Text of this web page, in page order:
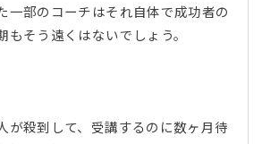
一部のコーチはそれ自体で成功者の
もそう遠くはないでしょう。
が殺到して、受講するのに数ヶ月待